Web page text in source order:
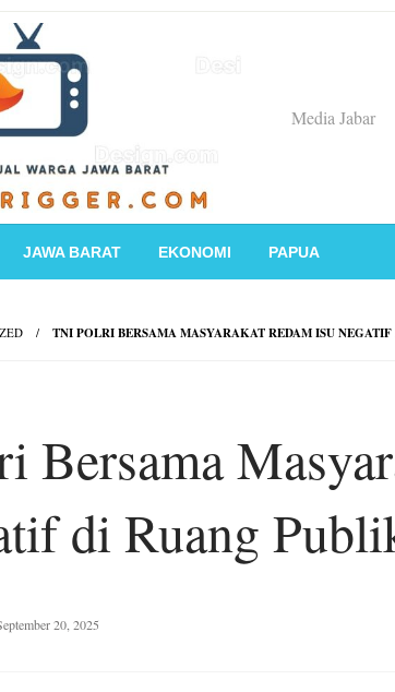
Media Jabar
JAWA BARAT EKONOMI PAPUA
TNI POLRI BERSAMA MASYARAKAT REDAM ISU
Bersama
di Ruang
20, 2025